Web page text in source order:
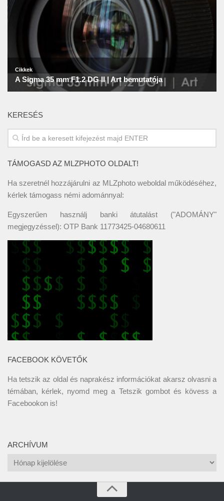
KERESÉS
TÁMOGASD AZ MLZPHOTO OLDALT!
Ha szeretnél hozzájárulni az MLZphoto weboldal működéséhez,
kérlek támogass némi adománnyal:
Egyszerűen használj banki átutalást ("ADOMÁNY"
megjegyzéssel): OTP Bank 11773425-04680611
FACEBOOK KÖVETŐK
Ha tetszik az oldal és naprakész információkat akarsz olvasni a
témában, kérlek, nyomd meg a Tetszik gombot és kövess a
Facebookon is!
ARCHÍVUM
Archívum